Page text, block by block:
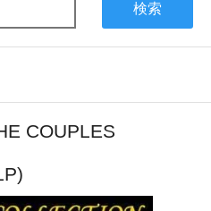
検索
COUPLES